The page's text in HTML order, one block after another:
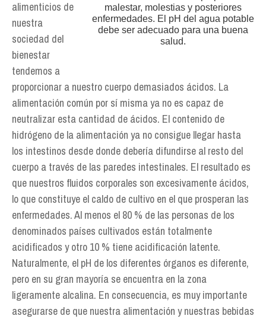
malestar, molestias y posteriores
enfermedades. El pH del agua potable
debe ser adecuado para una buena
salud.
alimenticios de
nuestra
sociedad del
bienestar
tendemos a
proporcionar a nuestro cuerpo demasiados ácidos. La
alimentación común por sí misma ya no es capaz de
neutralizar esta cantidad de ácidos. El contenido de
hidrógeno de la alimentación ya no consigue llegar hasta
los intestinos desde donde debería difundirse al resto del
cuerpo a través de las paredes intestinales. El resultado es
que nuestros fluidos corporales son excesivamente ácidos,
lo que constituye el caldo de cultivo en el que prosperan las
enfermedades. Al menos el 80 % de las personas de los
denominados países cultivados están totalmente
acidificados y otro 10 % tiene acidificación latente.
Naturalmente, el pH de los diferentes órganos es diferente,
pero en su gran mayoría se encuentra en la zona
ligeramente alcalina. En consecuencia, es muy importante
asegurarse de que nuestra alimentación y nuestras bebidas